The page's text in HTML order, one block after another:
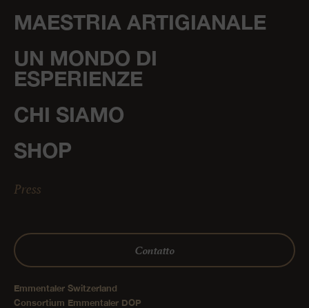
MAESTRIA ARTIGIANALE
UN MONDO DI
ESPERIENZE
CHI SIAMO
SHOP
Press
Contatto
Emmentaler Switzerland
Consortium Emmentaler DOP